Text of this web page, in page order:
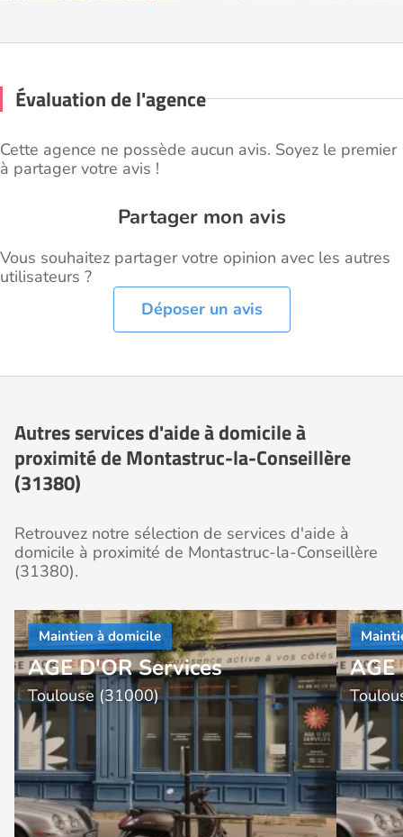
Évaluation de l'agence
Cette agence ne possède aucun avis. Soyez le premier
à partager votre avis !
Partager mon avis
Vous souhaitez partager votre opinion avec les autres
utilisateurs ?
Déposer un avis
Autres services d'aide à domicile à
proximité de Montastruc-la-Conseillère
(31380)
Retrouvez notre sélection de services d'aide à
domicile à proximité de Montastruc-la-Conseillère
(31380).
AGE D'OR Services
Toulouse (31000)
AGE